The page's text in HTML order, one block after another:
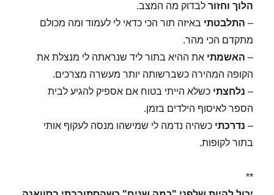
הלוך וחזור לבדוק מה המצב.
– התלבטתי באיזה תור הכי כדאי לי לעמוד ומה מכולם
מתקדם הכי מהר.
– האשמתי את ההיא בתור ליד שנראתה לי מנצלת את
הקופה המהירה כשברשותה יותר מעשרה מצרכים.
– נלחצתי כשלא הייתי בטוח אם אספיק להגיע לבית
הספר לאיסוף הילדים בזמן.
– נדרכתי כשהיה נדמה לי שמישהו מנסה לעקוף אותי
בתור לקופות.
**